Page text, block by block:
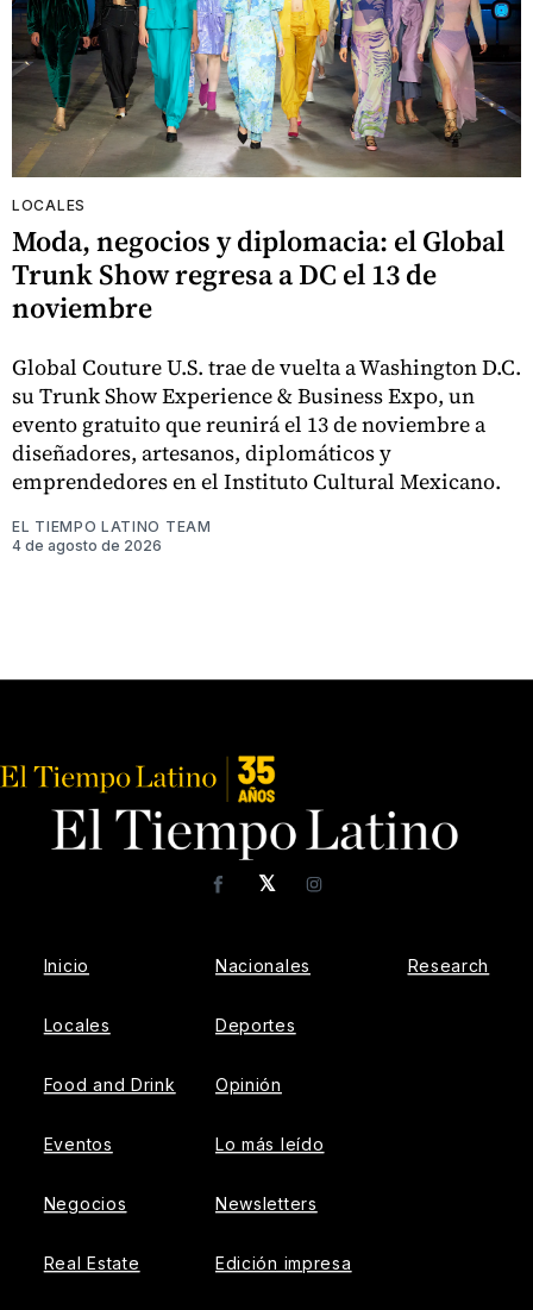
LOCALES
Moda, negocios y diplomacia: el Global
Trunk Show regresa a DC el 13 de
noviembre
Global Couture U.S. trae de vuelta a Washington D.C.
su Trunk Show Experience & Business Expo, un
evento gratuito que reunirá el 13 de noviembre a
diseñadores, artesanos, diplomáticos y
emprendedores en el Instituto Cultural Mexicano.
EL TIEMPO LATINO TEAM
4 de agosto de 2026
𝕏
FacebookInstagram
Inicio
Locales
Food and Drink
Eventos
Negocios
Real Estate
Nacionales
Deportes
Opinión
Lo más leído
Newsletters
Edición impresa
Research